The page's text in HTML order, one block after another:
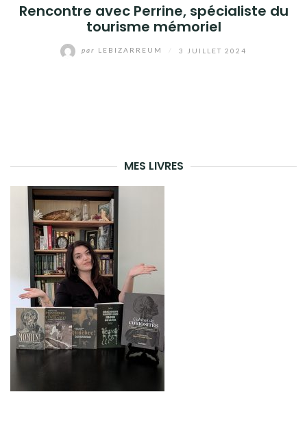
Rencontre avec Perrine, spécialiste du
tourisme mémoriel
par LEBIZARREUM 3 JUILLET 2024
MES LIVRES